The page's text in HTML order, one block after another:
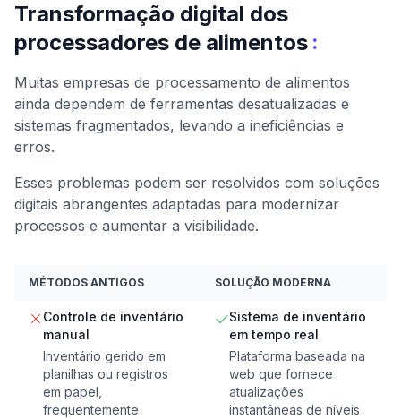
Transformação digital dos
processadores de alimentos :
Muitas empresas de processamento de alimentos
ainda dependem de ferramentas desatualizadas e
sistemas fragmentados, levando a ineficiências e
erros.
Esses problemas podem ser resolvidos com soluções
digitais abrangentes adaptadas para modernizar
processos e aumentar a visibilidade.
MÉTODOS ANTIGOS SOLUÇÃO MODERNA
Controle de inventário
manual
Inventário gerido em
planilhas ou registros
em papel,
frequentemente
Sistema de inventário
em tempo real
Plataforma baseada na
web que fornece
atualizações
instantâneas de níveis